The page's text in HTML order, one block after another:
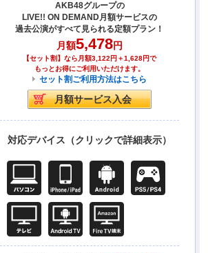
AKB48グループの
LIVE!! ON DEMAND月額サービスの
過去公演がすべて見られる定額プラン！
月額5,478円
【セット割】なら月額3,122円＋1,628円で
もっとお得にご利用いただけます。
セット割ご利用方法はこちら
対応デバイス（クリックで詳細表示）